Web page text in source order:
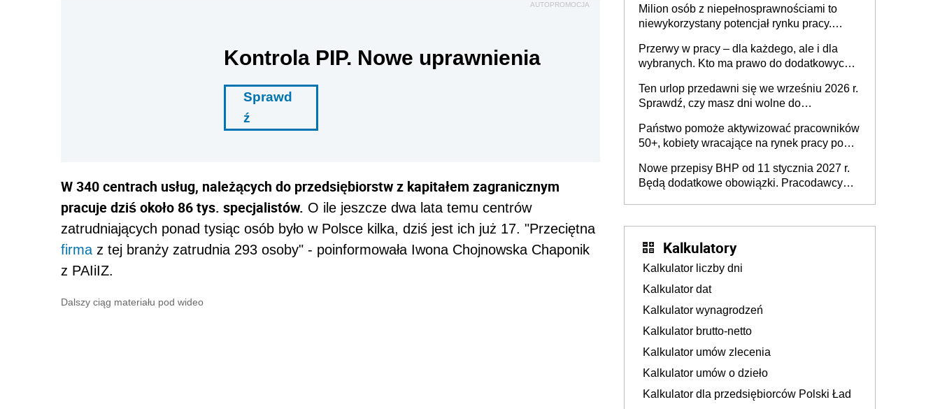
AUTOPROMOCJA
Kontrola PIP. Nowe uprawnienia
Sprawd
ź
W 340 centrach usług, należących do przedsiębiorstw z kapitałem zagranicznym
pracuje dziś około 86 tys. specjalistów.
firmaz tej branży zatrudnia 293 osoby" - poinformowała Iwona Chojnowska Chaponik
Milion osób z niepełnosprawnościami to
niewykorzystany potencjał rynku pracy.
dofinansowań czy refundacji, ale bariery po
stronie systemu i świadomości
pracodawców [WYWIAD]
Przerwy w pracy – dla każdego, ale i dla
wybranych. Kto ma prawo do dodatkowych
Ten urlop przedawni się we wrześniu 2026 r.
Sprawdź, czy masz dni wolne do
Państwo pomoże aktywizować pracowników
50+, kobiety wracające na rynek pracy po
osoby neuroatypowe. Powstanie Fundusz
na rzecz Inkluzywności w Zatrudnianiu?
Nowe przepisy BHP od 11 stycznia 2027 r.
Będą dodatkowe obowiązki. Pracodawcy
Kalkulatory
Kalkulator liczby dni
Kalkulator dat
Kalkulator wynagrodzeń
Kalkulator brutto-netto
Kalkulator umów zlecenia
Kalkulator umów o dzieło
Kalkulator dla przedsiębiorców Polski Ład